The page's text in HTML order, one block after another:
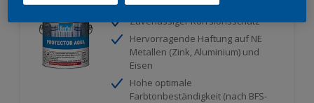
Zuverlässiger Korrsionsschutz
Hervorragende Haftung auf NE
Metallen (Zink, Aluminium) und
Eisen
Hohe optimale
Farbtonbeständigkeit (nach BFS-